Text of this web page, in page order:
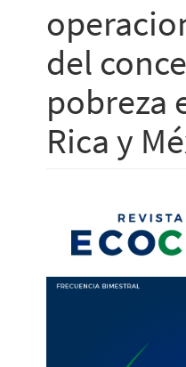
del
pobreza
Rica y
lateral
del
artículo